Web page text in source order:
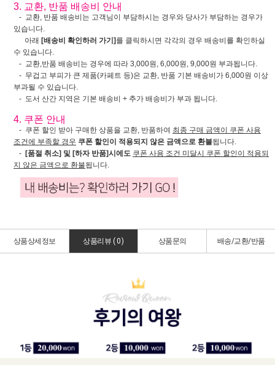
3. 교환, 반품 배송비 안내
- 교환, 반품 배송비는 고객님이 부담하시는 경우와 당사가 부담하는 경우가
있습니다.
아래 [배송비 확인하러 가기]를 클릭하시면 각각의 경우 배송비를 확인하실
수 있습니다.
- 교환,반품 배송비는 경우에 따라 3,000원, 6,000원, 9,000원 부과됩니다.
- 무겁고 부피가 큰 제품(카페트 등)은 교환, 반품 기본 배송비가 6,000원 이상
부과될 수 있습니다.
- 도서 산간 지역은 기본 배송비 + 추가 배송비가 부과 됩니다.
4. 쿠폰 안내
- 쿠폰 할인 받아 구매한 상품을 교환, 반품하여 최종 구매 금액이 쿠폰 사용
조건에 부족할 경우 쿠폰 할인이 적용되지 않은 금액으로 환불됩니다.
- [품절 취소] 및 [하자 반품]시에도 쿠폰 사용 조건 미달시 쿠폰 할인이 적용되
지 않은 금액으로 환불됩니다.
상품상세정보 상품리뷰 (0) 상품문의 배송/교환/반품